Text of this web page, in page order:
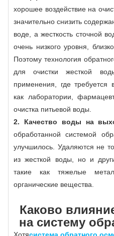
хорошее воздействие на
значительно снизить
воде, а жесткость сточной
очень низкого уровня,
Поэтому технология
для очистки жесткой
применения, где требуется
как лаборатории,
очистка питьевой воды.
2. Качество воды на
обработанной системой
улучшилось. Удаляются не
из жесткой воды, но и
такие как тяжелые
органические вещества.
Каково
на систему